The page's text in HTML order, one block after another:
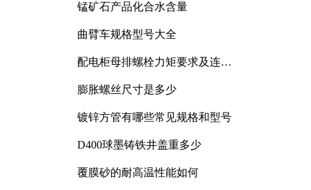
锰矿石产品化合水含量
曲臂车规格型号大全
配电柜母排螺栓力矩要求及连接
膨胀螺丝尺寸是多少
镀锌方管有哪些常见规格和型号
D400球墨铸铁井盖重多少
覆膜砂的耐高温性能如何